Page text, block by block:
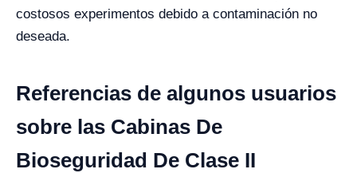
costosos experimentos debido a contaminación no
deseada.
Referencias de algunos usuarios
sobre las Cabinas De
Bioseguridad De Clase II